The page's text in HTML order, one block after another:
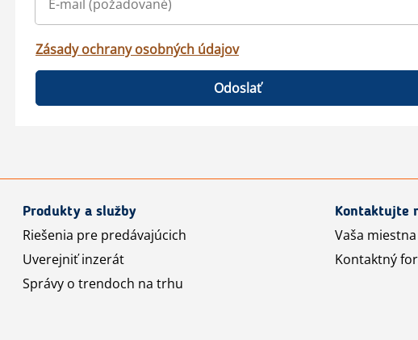
Zásady ochrany osobných údajov
Odoslať
Produkty a služby
Riešenia pre predávajúcich
Uverejniť inzerát
Správy o trendoch na trhu
Kontaktujte
Vaša
Kontaktný